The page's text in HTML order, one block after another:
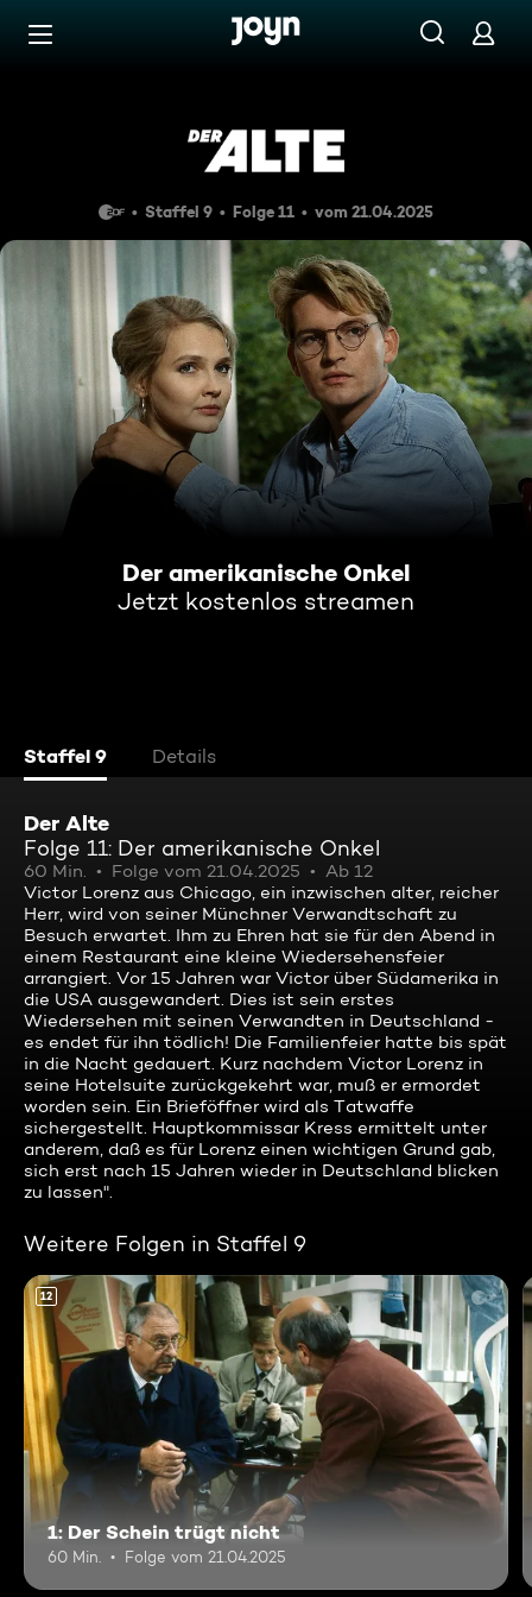
Zum Inhalt springen
Der amerikanische Onkel
Staffel 9 Folge 11 vom 21.04.2025
Der amerikanische Onkel
Jetzt kostenlos streamen
Staffel 9 Details
Der Alte
Folge 11: Der amerikanische Onkel
60 Min. Folge vom 21.04.2025
Ab 12
Victor Lorenz aus Chicago, ein inzwischen alter, reicher
Herr, wird von seiner Münchner Verwandtschaft zu
Besuch erwartet. Ihm zu Ehren hat sie für den Abend in
einem Restaurant eine kleine Wiedersehensfeier
arrangiert. Vor 15 Jahren war Victor über Südamerika in
die USA ausgewandert. Dies ist sein erstes
Wiedersehen mit seinen Verwandten in Deutschland -
es endet für ihn tödlich! Die Familienfeier hatte bis spät
in die Nacht gedauert. Kurz nachdem Victor Lorenz in
seine Hotelsuite zurückgekehrt war, muß er ermordet
worden sein. Ein Brieföffner wird als Tatwaffe
sichergestellt. Hauptkommissar Kress ermittelt unter
anderem, daß es für Lorenz einen wichtigen Grund gab,
sich erst nach 15 Jahren wieder in Deutschland blicken
zu lassen".
Weitere Folgen in Staffel 9
12
1: Der Schein trügt nicht
60 Min. Folge vom 21.04.2025